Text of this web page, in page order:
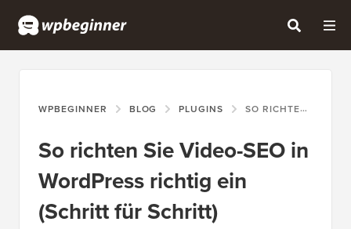
WPBEGINNER BLOG PLUGINS SO RICHTEN SIE VIDEO-SEO IN WORDPRESS RICHTIG EIN (SCHRITT FÜR SCHRITT)
So richten Sie Video-SEO in
WordPress richtig ein
(Schritt für Schritt)